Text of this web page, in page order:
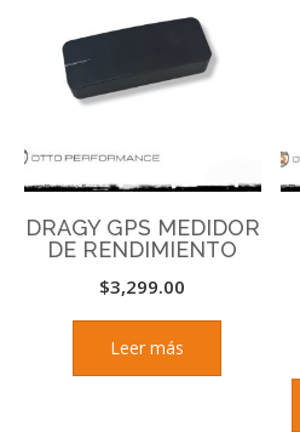
DRAGY GPS MEDIDOR
DE RENDIMIENTO
$3,299.00
Leer más